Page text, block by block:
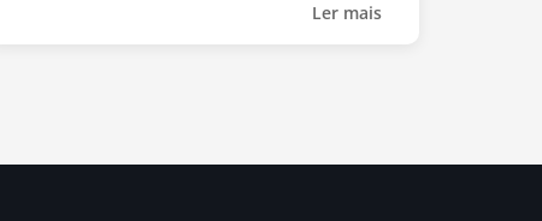
Ler mais